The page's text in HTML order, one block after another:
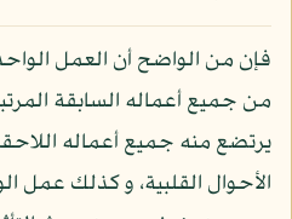
فإن من الواضح أن العمل
من جميع أعماله السابقة
يرتضع منه جميع أعماله
الأحوال القلبية، و كذلك عمل